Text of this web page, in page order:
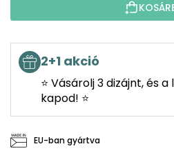
2+1 akció
⭐ Vásárolj 3 dizájnt, és
kapod! ⭐
EU-ban gyártva